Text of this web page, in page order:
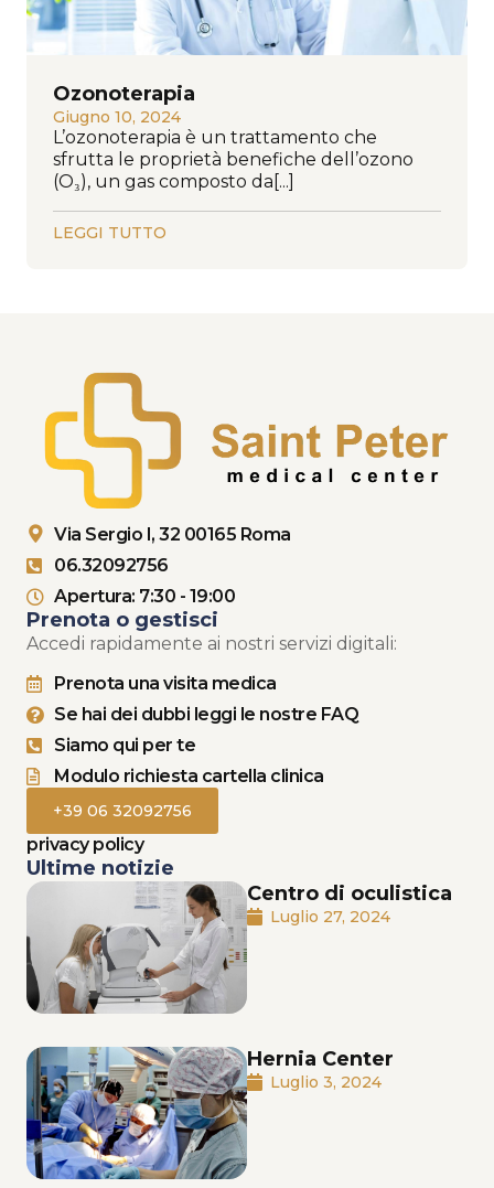
Ozonoterapia
Giugno 10, 2024
L’ozonoterapia è un trattamento che
sfrutta le proprietà benefiche dell’ozono
(O₃), un gas composto da[...]
LEGGI TUTTO
Via Sergio I, 32 00165 Roma
06.32092756
Apertura: 7:30 - 19:00
Prenota o gestisci
Accedi rapidamente ai nostri servizi digitali:
Prenota una visita medica
Se hai dei dubbi leggi le nostre FAQ
Siamo qui per te
Modulo richiesta cartella clinica
+39 06 32092756
privacy policy
Ultime notizie
Centro di oculistica
Luglio 27, 2024
Hernia Center
Luglio 3, 2024